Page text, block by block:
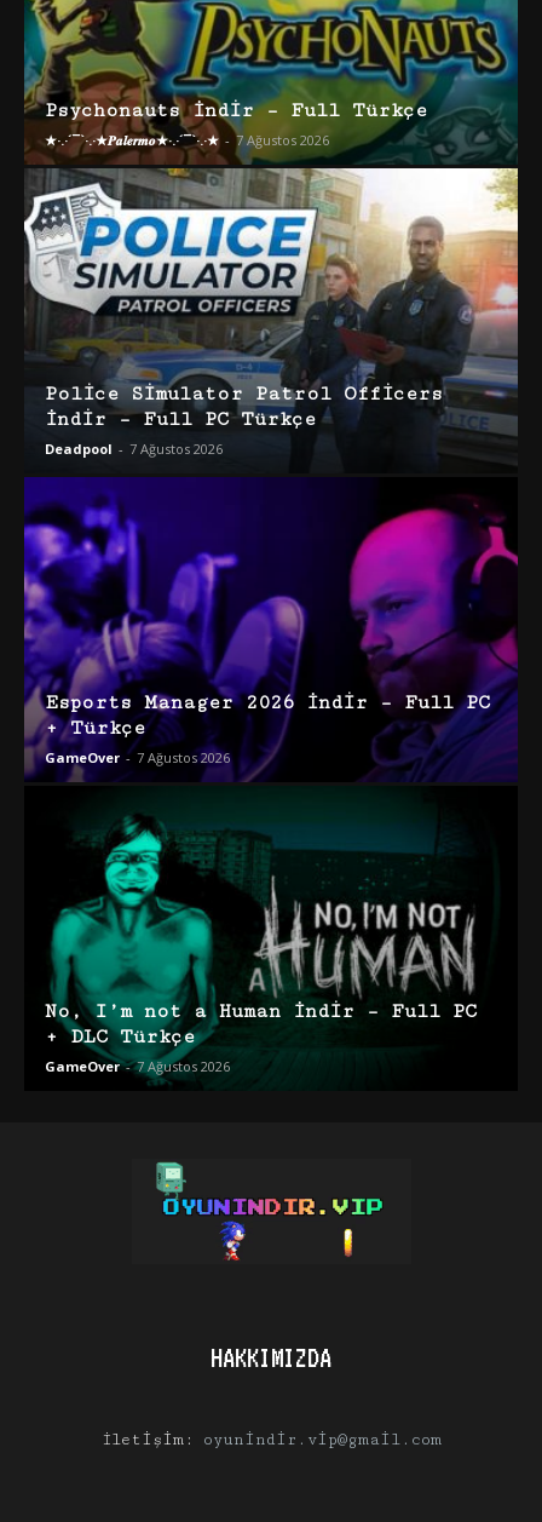
Psychonauts İndir – Full Türkçe
★·.·´¯`·.·★𝑷𝒂𝒍𝒆𝒓𝒎𝒐★·.·´¯`·.·★ - 7 Ağustos 2026
Police Simulator Patrol Officers
İndir – Full PC Türkçe
Deadpool - 7 Ağustos 2026
Esports Manager 2026 İndir – Full PC
+ Türkçe
GameOver - 7 Ağustos 2026
No, I’m not a Human İndir – Full PC
+ DLC Türkçe
GameOver - 7 Ağustos 2026
HAKKIMIZDA
İletişim: oyunindir.vip@gmail.com